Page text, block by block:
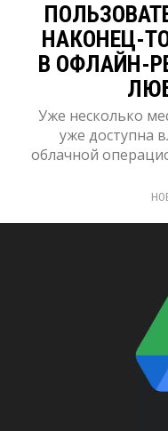
НАКОНЕЦ-
В ОФЛАЙН-
Уже несколько
уже доступна
облачной